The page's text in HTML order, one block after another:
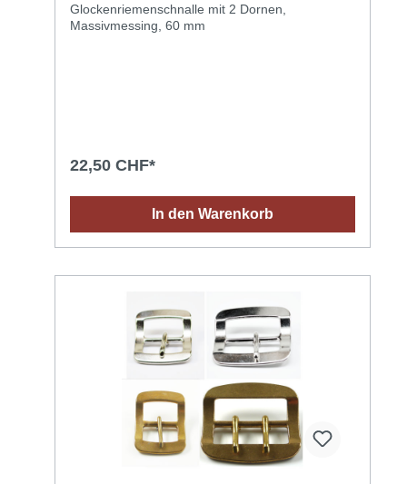
Glockenriemenschnalle mit 2 Dornen,
Massivmessing, 60 mm
22,50 CHF*
In den Warenkorb